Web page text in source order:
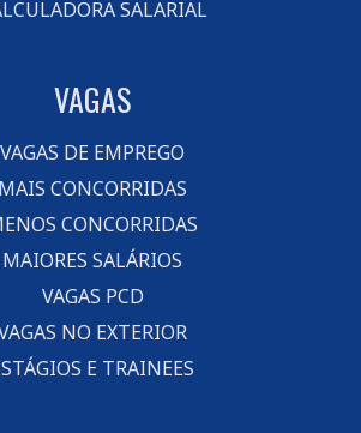
SALARIAL
VAGAS
VAGAS DE EMPREGO
MAIS CONCORRIDAS
CONCORRIDAS
MAIORES SALÁRIOS
VAGAS PCD
NO EXTERIOR
E TRAINEES